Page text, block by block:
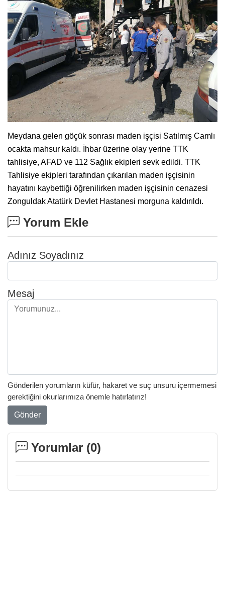
Meydana gelen göçük sonrası maden işçisi Satılmış Camlı
ocakta mahsur kaldı. İhbar üzerine olay yerine TTK
tahlisiye, AFAD ve 112 Sağlık ekipleri sevk edildi. TTK
Tahlisiye ekipleri tarafından çıkarılan maden işçisinin
hayatını kaybettiği öğrenilirken maden işçisinin cenazesi
Zonguldak Atatürk Devlet Hastanesi morguna kaldırıldı.
Yorum Ekle
Adınız Soyadınız
Mesaj
Gönderilen yorumların küfür, hakaret ve suç unsuru içermemesi
gerektiğini okurlarımıza önemle hatırlatırız!
Gönder
Yorumlar (0)